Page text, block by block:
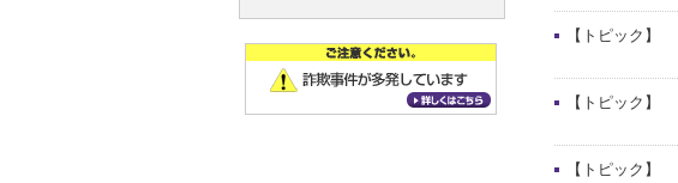
【トピック】
【トピック】
【トピック】